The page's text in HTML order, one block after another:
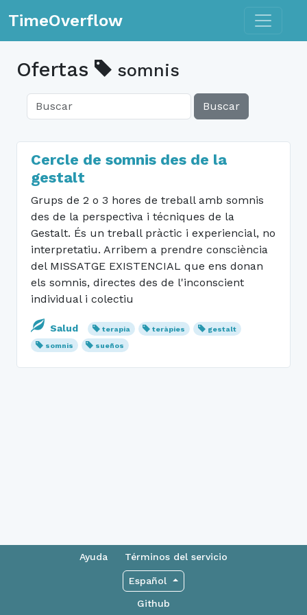
TimeOverflow Toggle
Ofertas somnis
Buscar
Cercle de somnis des de la
gestalt
Grups de 2 o 3 hores de treball amb somnis
des de la perspectiva i técniques de la
Gestalt. És un treball pràctic i experiencial, no
interpretatiu. Arribem a prendre consciència
del MISSATGE EXISTENCIAL que ens donan
els somnis, directes des de l'inconscient
individual i colectiu
Salud terapia teràpies
gestalt
somnis
sueños
Ayuda Términos del servicio
Español
Github